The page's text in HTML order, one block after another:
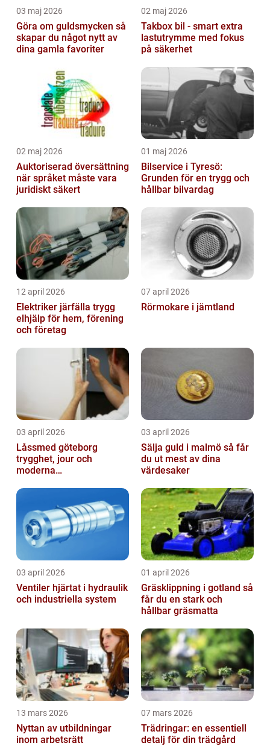
03 maj 2026
Göra om guldsmycken så
skapar du något nytt av
dina gamla favoriter
02 maj 2026
Takbox bil - smart extra
lastutrymme med fokus
på säkerhet
02 maj 2026
Auktoriserad översättning
när språket måste vara
juridiskt säkert
01 maj 2026
Bilservice i Tyresö:
Grunden för en trygg och
hållbar bilvardag
12 april 2026
Elektriker järfälla trygg
elhjälp för hem, förening
och företag
07 april 2026
Rörmokare i jämtland
03 april 2026
Låssmed göteborg
trygghet, jour och
moderna
03 april 2026
Sälja guld i malmö så får
du ut mest av dina
värdesaker
03 april 2026
Ventiler hjärtat i hydraulik
och industriella system
01 april 2026
Gräsklippning i gotland så
får du en stark och
hållbar gräsmatta
13 mars 2026
Nyttan av utbildningar
inom arbetsrätt
07 mars 2026
Trädringar: en essentiell
detalj för din trädgård